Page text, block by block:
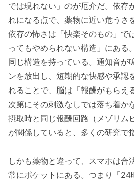
では現れない」のが厄介だ。依存
れになる点で、薬物に近い危うさ
依存の怖さは「快楽そのもの」で
ってもやめられない構造」にある
同じ構造を持っている。通知音が
ンを放出し、短期的な快感や承認
れることで、脳は「報酬がもらえ
次第にその刺激なしでは落ち着か
摂取時と同じ報酬回路（メゾリム
が関係していると、多くの研究で
しかも薬物と違って、スマホは合
常にポケットにある。つまり「24